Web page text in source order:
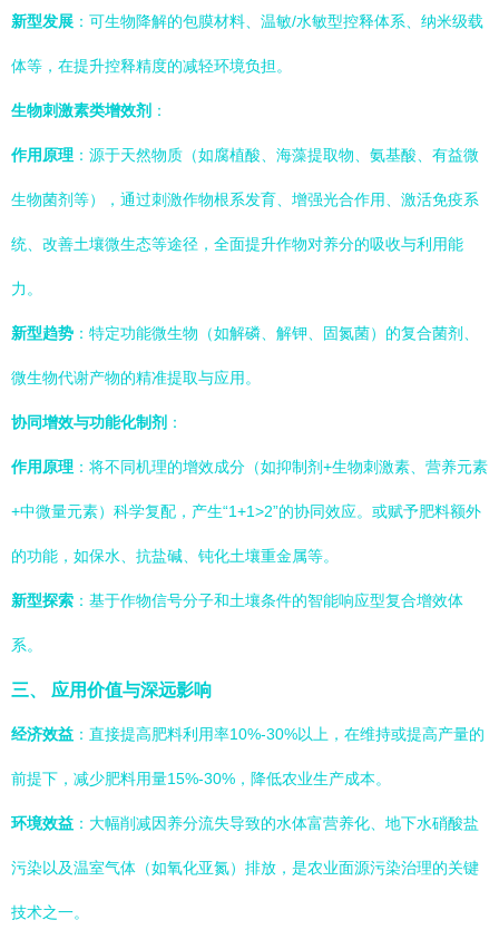
新型发展 ：可生物降解的包膜材料、温敏/水敏型控释体系、纳米级载
体等，在提升控释精度的减轻环境负担。
生物刺激素类增效剂 ：
作用原理 ：源于天然物质（如腐植酸、海藻提取物、氨基酸、有益微
生物菌剂等），通过刺激作物根系发育、增强光合作用、激活免疫系
统、改善土壤微生态等途径，全面提升作物对养分的吸收与利用能
力。
新型趋势 ：特定功能微生物（如解磷、解钾、固氮菌）的复合菌剂、
微生物代谢产物的精准提取与应用。
协同增效与功能化制剂 ：
作用原理 ：将不同机理的增效成分（如抑制剂+生物刺激素、营养元素
+中微量元素）科学复配，产生“1+1>2”的协同效应。或赋予肥料额外
的功能，如保水、抗盐碱、钝化土壤重金属等。
新型探索 ：基于作物信号分子和土壤条件的智能响应型复合增效体
系。
三、 应用价值与深远影响
经济效益 ：直接提高肥料利用率10%-30%以上，在维持或提高产量的
前提下，减少肥料用量15%-30%，降低农业生产成本。
环境效益 ：大幅削减因养分流失导致的水体富营养化、地下水硝酸盐
污染以及温室气体（如氧化亚氮）排放，是农业面源污染治理的关键
技术之一。